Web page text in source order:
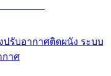
งปรับอากาศติดผนัง ระบบ
กาศ